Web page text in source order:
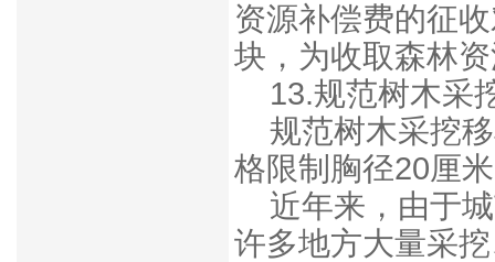
资源补偿费的征
块，为收取森林
13.规范树木采
规范树木采挖
格限制胸径20厘
近年来，由于
许多地方大量采